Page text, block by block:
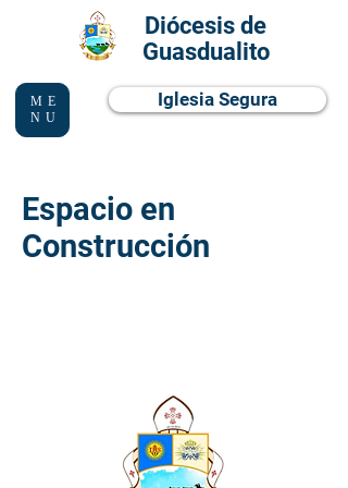
Diócesis de
Guasdualito
Iglesia Segura
ME
NU
Espacio en
Construcción